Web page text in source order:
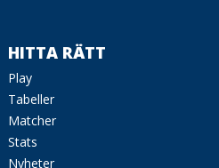
HITTA RÄTT
Play
Tabeller
Matcher
Stats
Nyheter